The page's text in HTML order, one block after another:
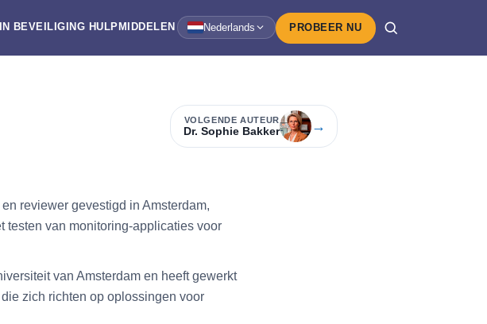
BEVEILIGING HULPMIDDELEN Nederlands PROBEER NU
VOLGENDE AUTEUR
Dr. Sophie Bakker →
reviewer gevestigd in Amsterdam,
testen van monitoring-applicaties voor
van Amsterdam en heeft gewerkt
zich richten op oplossingen voor